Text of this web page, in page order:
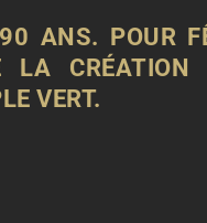
ANS. POUR
LA CRÉATION
VERT.